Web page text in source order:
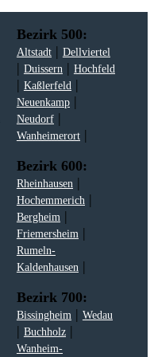
Bezirk 500:
Altstadt| Dellviertel
| Duissern | Hochfeld
| Kaßlerfeld |
Neuenkamp|
Neudorf|
Wanheimerort|
Bezirk 600:
Rheinhausen |
Hochemmerich |
Bergheim |
Friemersheim |
Rumeln-
Kaldenhausen |
Bezirk 700:
Bissingheim | Wedau
| Buchholz|
Wanheim-